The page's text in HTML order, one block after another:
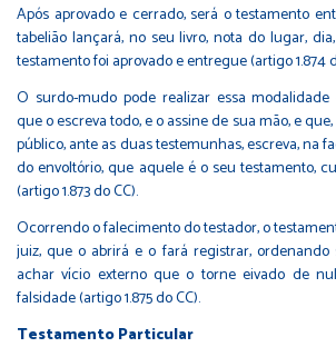
Após aprovado e cerrado, será o testamento
tabelião lançará, no seu livro, nota do lugar,
testamento foi aprovado e entregue (artigo 1.874
O surdo-mudo pode realizar essa
que o escreva todo, e o assine de sua mão, e
público, ante as duas testemunhas, escreva, na
do envoltório, que aquele é o seu testamento,
(artigo 1.873 do CC).
Ocorrendo o falecimento do testador, o
juiz, que o abrirá e o fará registrar, ordenando
achar vício externo que o torne eivado de
falsidade (artigo 1.875 do CC).
Testamento Particular